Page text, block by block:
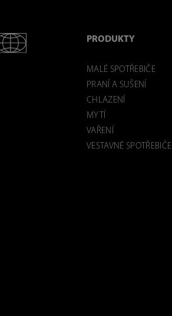
PRODUKTY
MALÉ SPOTŘEBIČE
PRANÍ A SUŠENÍ
CHLAZENÍ
MYTÍ
VAŘENÍ
VESTAVNÉ SPOTŘEBIČE